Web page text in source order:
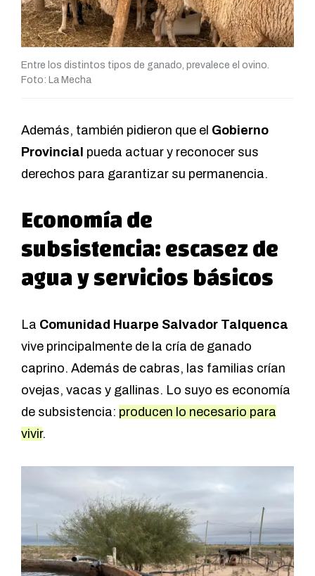
Entre los distintos tipos de ganado, prevalece el ovino.
Foto: La Mecha
Además, también pidieron que el Gobierno
Provincial pueda actuar y reconocer sus
derechos para garantizar su permanencia.
Economía de
subsistencia: escasez de
aguay servicios básicos
La Comunidad Huarpe Salvador Talquenca
vive principalmente de la cría de ganado
caprino. Además de cabras, las familias crían
ovejas, vacas y gallinas. Lo suyo es economía
de subsistencia: producen lo necesario para
vivir.